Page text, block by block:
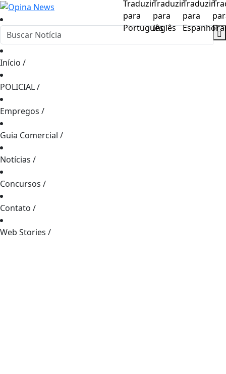
Início /
POLICIAL/
Empregos /
Guia Comercial /
Notícias /
Concursos /
Contato /
Web Stories /